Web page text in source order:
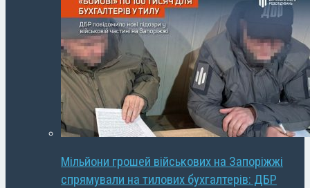
Мільйони грошей військових на Запоріжжі
спрямували на тилових бухгалтерів: ДБР